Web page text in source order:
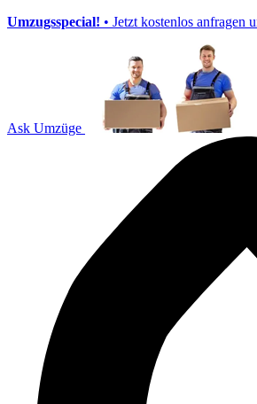
Umzugsspecial! • Jetzt kostenlos
Ask Umzüge